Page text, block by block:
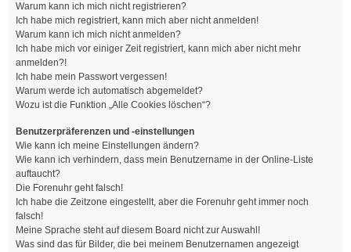
Warum kann ich mich nicht registrieren?
Ich habe mich registriert, kann mich aber nicht anmelden!
Warum kann ich mich nicht anmelden?
Ich habe mich vor einiger Zeit registriert, kann mich aber nicht mehr
anmelden?!
Ich habe mein Passwort vergessen!
Warum werde ich automatisch abgemeldet?
Wozu ist die Funktion „Alle Cookies löschen“?
Benutzerpräferenzen und -einstellungen
Wie kann ich meine Einstellungen ändern?
Wie kann ich verhindern, dass mein Benutzername in der Online-Liste
auftaucht?
Die Forenuhr geht falsch!
Ich habe die Zeitzone eingestellt, aber die Forenuhr geht immer noch
falsch!
Meine Sprache steht auf diesem Board nicht zur Auswahl!
Was sind das für Bilder, die bei meinem Benutzernamen angezeigt